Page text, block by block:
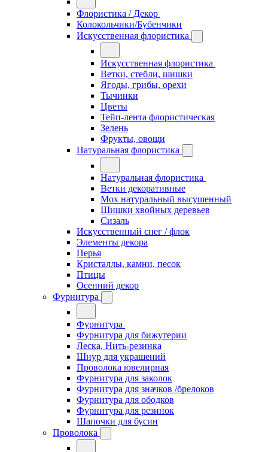
Флористика / Декор
Колокольчики/Бубенчики
Искусственная флористика
Искусственная флористика
Ветки, стебли, шишки
Ягоды, грибы, орехи
Тычинки
Цветы
Тейп-лента флористическая
Зелень
Фрукты, овощи
Натуральная флористика
Натуральная флористика
Ветки декоративные
Мох натуральный высушенный
Шишки хвойных деревьев
Сизаль
Искусственный снег / флок
Элементы декора
Перья
Кристаллы, камни, песок
Птицы
Осенний декор
Фурнитура
Фурнитура
Фурнитура для бижутерии
Леска, Нить-резинка
Шнур для украшений
Проволока ювелирная
Фурнитура для заколок
Фурнитура для значков /брелоков
Фурнитура для ободков
Фурнитура для резинок
Шапочки для бусин
Проволока